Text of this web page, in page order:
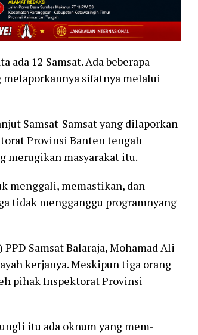
ada 12 Samsat. Ada beberapa
melaporkannya sifatnya melalui
Samsat-Samsat yang dilaporkan
Provinsi Banten tengah
merugikan masyarakat itu.
menggali, memastikan, dan
tidak mengganggu programnyang
Samsat Balaraja, Mohamad Ali
kerjanya. Meskipun tiga orang
pihak Inspektorat Provinsi
itu ada oknum yang mem-